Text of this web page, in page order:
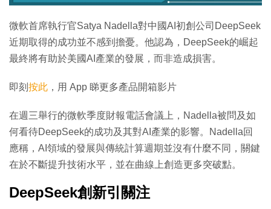
微軟首席執行官Satya Nadella對中國AI初創公司DeepSeek
近期取得的成功並不感到擔憂。他認為，DeepSeek的崛起
最終將有助於美國AI產業的發展，而非造成損害。
即刻 按此 ，用 App 睇更多產品開箱影片
在週三舉行的微軟季度財報電話會議上，Nadella被問及如
何看待DeepSeek的成功及其對AI產業的影響。Nadella回
應稱，AI領域的發展與傳統計算週期並沒有什麼不同，關鍵
在於不斷提升技術水平，並在曲線上創造更多突破點。
DeepSeek創新引關注